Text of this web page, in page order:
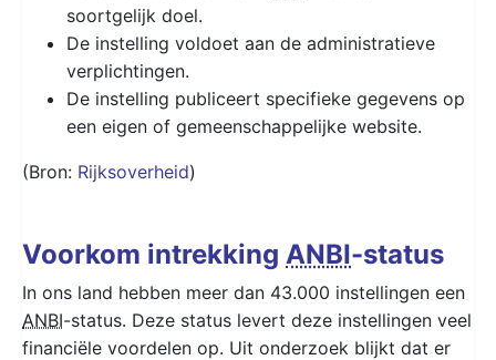
soortgelijk doel.
De instelling voldoet aan de administratieve
verplichtingen.
De instelling publiceert specifieke gegevens op
een eigen of gemeenschappelijke website.
(Bron: Rijksoverheid)
Voorkom intrekking ANBI-status
In ons land hebben meer dan 43.000 instellingen een
ANBI-status. Deze status levert deze instellingen veel
financiële voordelen op. Uit onderzoek blijkt dat er